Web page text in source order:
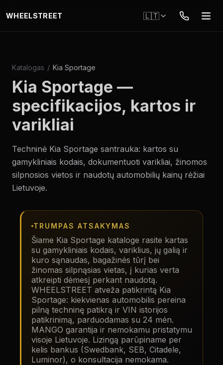
WHEELSTREET 🇱🇹
Katalogas / Kia Sportage
Kia Sportage —
specifikacijos, kartos ir
varikliai
Techninė Kia Sportage santrauka: kartos su
gamykliniais kodais, dokumentuoti varikliai, žinomos
silpnosios vietos ir naudotų automobilių kainų rėžiai
Lietuvoje.
TRUMPAS ATSAKYMAS
Šiame Kia Sportage kataloge rasite kartas
su gamykliniais kodais, variklius, jų galią ir
kuro sąnaudas, bagažinės tūrį bei
žinomas silpnąsias vietas, į kurias verta
atkreipti dėmesį perkant naudotą.
WHEELSTREET atveža patikrintą Kia
Sportage: kiekvienas automobilis pereina
pilną techninę patikrą ir VIN istorijos
patikrinimą, parduodamas su 24 mėn.
MANGO garantija ir nemokamu pristatymu
visoje Lietuvoje. Lizingą parūpiname per
kelis bankus (Swedbank, SEB, Citadele,
Luminor), o konsultacija nemokama.